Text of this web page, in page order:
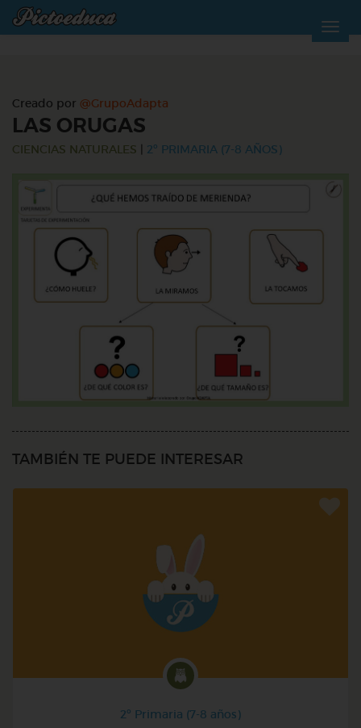
Creado por @GrupoAdapta
LAS ORUGAS
CIENCIAS NATURALES 2º PRIMARIA (7-8 AÑOS)
TAMBIÉN TE PUEDE INTERESAR
2º Primaria (7-8 años)